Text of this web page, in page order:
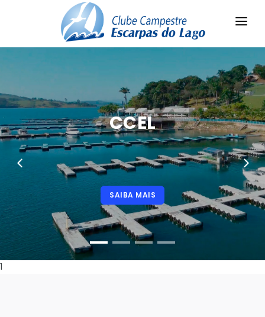
HOME
ESTRUTURA
ENQUETE
PROGRAMAÇÕES
FOTOS
NÍVEL DO LAGO
CONTATO
CCEL
SAIBA MAIS
1